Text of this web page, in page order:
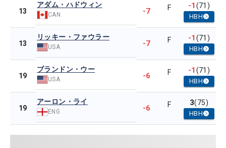
13
アダム・ハドウィン
CAN -7 F -1(71)
HBH
13
リッキー・ファウラー
USA -7 F -1(71)
HBH
19
ブランドン・ウー
USA -6 F -1(71)
HBH
19
アーロン・ライ
ENG -6 F 3(75)
HBH